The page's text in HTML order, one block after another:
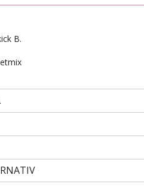
B.